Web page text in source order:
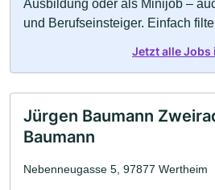
Ausbildung oder als Minijob –
und Berufseinsteiger. Einfach
Jetzt alle Jobs
Jürgen Baumann
Baumann
Nebenneugasse 5, 97877 Wertheim